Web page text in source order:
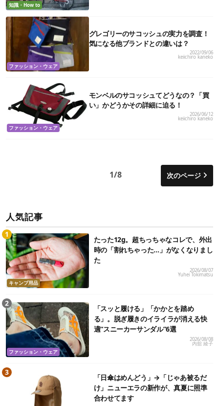
知識・How to
ファッション・ウェア
グレゴリーのサコッシュの実力を調査！
気になる他ブランドとの違いは？
2022/09/06
keiichiro kaneko
ファッション・ウェア
モンベルのサコッシュてどうなの？「買
い」かどうかその詳細に迫る！
2026/06/12
keiichiro kaneko
1/8 次のページ
人気記事
キャンプ用品
たった12g。超ちっちゃなコレで、外出
時の「割れちゃった…」がなくなりまし
た
2026/08/07
Yuhei Tokimatsu
ファッション・ウェア
「スッと履ける」「かかとを踏め
る」。脱ぎ履きのイライラが消える快
適“スニーカーサンダル”6選
2026/08/08
内舘 綾子
「日傘はめんどう」→「じゃあ被るだ
け」ニューエラの新作が、真夏に照準
合わせてます